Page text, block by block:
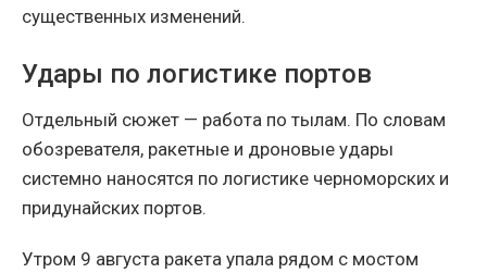
существенных изменений.
Удары по логистике портов
Отдельный сюжет — работа по тылам. По словам
обозревателя, ракетные и дроновые удары
системно наносятся по логистике черноморских и
придунайских портов.
Утром 9 августа ракета упала рядом с мостом